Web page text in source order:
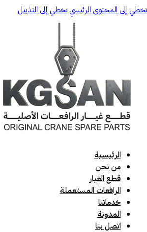
تخطي إلى المحتوى الرئيسيتخطي إلى التذييل
الرئيسية
من نحن
قطع الغيار
الرافعات المستعملة
خدماتنا
المدونة
اتصل بنا